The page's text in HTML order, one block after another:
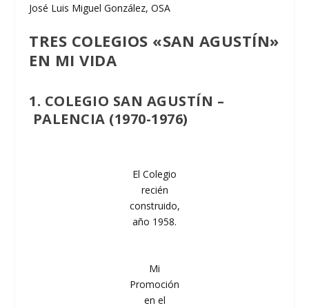
José Luis Miguel González, OSA
TRES COLEGIOS «SAN AGUSTÍN»
EN MI VIDA
1. COLEGIO SAN AGUSTÍN –
PALENCIA (1970-1976)
El Colegio
recién
construido,
año 1958.
Mi
Promoción
en el